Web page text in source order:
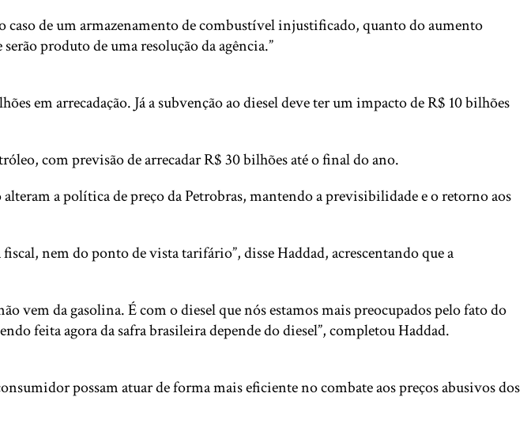
de um armazenamento de combustível injustificado, quanto do aumento
produto de uma resolução da agência.”
em arrecadação. Já a subvenção ao diesel deve ter um impacto de R$ 10 bilhões
com previsão de arrecadar R$ 30 bilhões até o final do ano.
a política de preço da Petrobras, mantendo a previsibilidade e o retorno aos
nem do ponto de vista tarifário”, disse Haddad, acrescentando que a
vem da gasolina. É com o diesel que nós estamos mais preocupados pelo fato do
feita agora da safra brasileira depende do diesel”, completou Haddad.
possam atuar de forma mais eficiente no combate aos preços abusivos dos